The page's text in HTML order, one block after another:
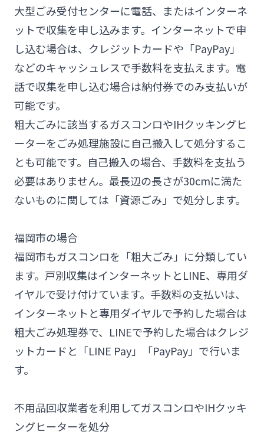
大型ごみ受付センターに電話、またはインターネ
ットで収集を申し込みます。インターネットで申
し込む場合は、クレジットカードや「PayPay」
などのキャッシュレスで手数料を支払えます。電
話で収集を申し込む場合は納付券でのみ支払いが
可能です。
粗大ごみに該当するガスコンロやIHクッキングヒ
ーターをごみ処理施設に自己搬入して処分するこ
とも可能です。自己搬入の場合、手数料を支払う
必要はありません。最長辺の長さが30cmに満た
ないものに関しては「資源ごみ」で処分します。
福岡市の場合
福岡市もガスコンロを「粗大ごみ」に分類してい
ます。戸別収集はインターネットとLINE、専用ダ
イヤルで受け付けています。手数料の支払いは、
インターネットと専用ダイヤルで予約した場合は
粗大ごみ処理券で、LINEで予約した場合はクレジ
ットカードと「LINE Pay」「PayPay」で行いま
す。
不用品回収業者を利用してガスコンロやIHクッキ
ングヒーターを処分